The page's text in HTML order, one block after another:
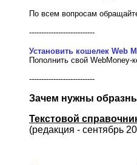
По всем вопросам
---------------------------
Установить кошелек Web
Пополнить свой
---------------------------
Зачем нужны
Текстовой
(редакция - сентябрь